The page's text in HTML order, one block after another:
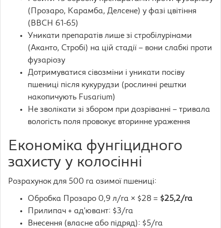
(Прозаро, Карамба, Делсене) у фазі цвітіння
(BBCH 61-65)
Уникати препаратів лише зі стробілурінами
(Аканто, Стробі) на цій стадії – вони слабкі проти
фузаріозу
Дотримуватися сівозміни і уникати посіву
пшениці після кукурудзи (рослинні рештки
накопичують Fusarium)
Не зволікати зі збором при дозріванні – тривала
вологість поля провокує вторинне ураження
Економіка фунгіцидного
захисту у колосінні
Розрахунок для 500 га озимої пшениці:
Обробка Прозаро 0,9 л/га × $28 = $25,2/га
Прилипач + ад’ювант: $3/га
Внесення (власне або підряд): $5/га